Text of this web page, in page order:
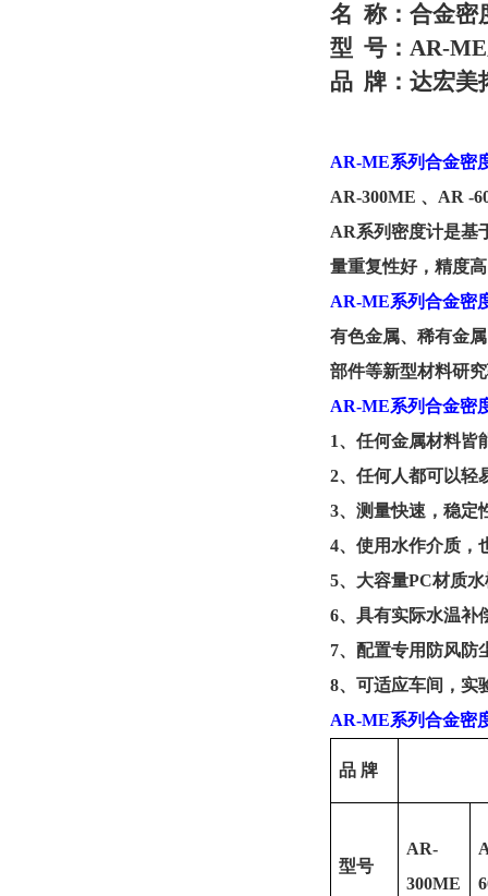
名 称：合金密
型 号： AR-
品 牌： 达宏美
AR-ME系列合金密
AR-300ME 、 AR -
AR系列密度计是基
量重复性好，精度
AR-ME系列合金密
有色金属、稀有金
部件等新型材料研
AR-ME系列合金密
1、任何金属材料皆
2、任何人都可以轻
3、测量快速，稳定
4、使用水作介质，
5、大容量PC材质
6、具有实际水温补
7、配置专用防风防
8、可适应车间，实
AR-ME系列合金密
品 牌
型号
AR-
300ME